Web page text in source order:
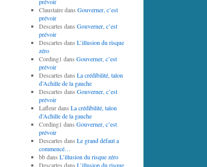
Claustairedans Gouverner, c’est
prévoir
Descartes dans Gouverner, c’est
prévoir
Descartes dans L’illusion du risque
zéro
Cording1 dans Gouverner, c’est
prévoir
Descartes dans La crédibilité, talon
d’Achille de la gauche
Descartes dans Gouverner, c’est
prévoir
Lafleurdans La crédibilité, talon
d’Achille de la gauche
Cording1 dans Gouverner, c’est
prévoir
Descartes dans Le grand défaut a
commencé…
bbdans L’illusion du risque zéro
Descartes dans L’illusion du risque